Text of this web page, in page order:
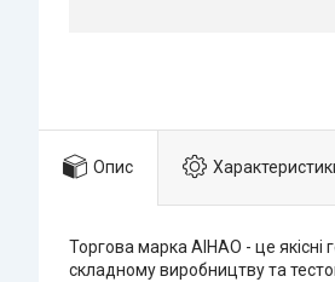
Опис
Торгова марка AIHAO - це якісні
складному виробництву та